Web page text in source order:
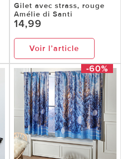
Gilet avec strass, rouge
Amélie di Santi
14,99
Voir l’article
-60%